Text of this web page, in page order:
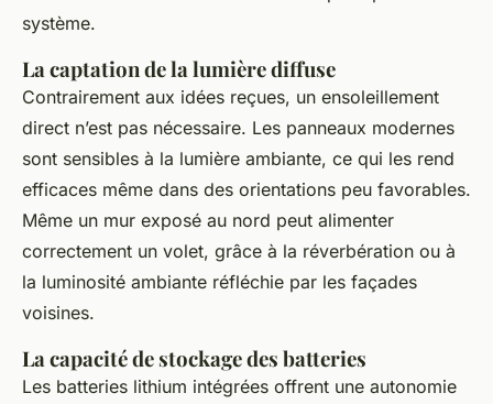
système.
La captation de la lumière diffuse
Contrairement aux idées reçues, un ensoleillement
direct n’est pas nécessaire. Les panneaux modernes
sont sensibles à la lumière ambiante, ce qui les rend
efficaces même dans des orientations peu favorables.
Même un mur exposé au nord peut alimenter
correctement un volet, grâce à la réverbération ou à
la luminosité ambiante réfléchie par les façades
voisines.
La capacité de stockage des batteries
Les batteries lithium intégrées offrent une autonomie